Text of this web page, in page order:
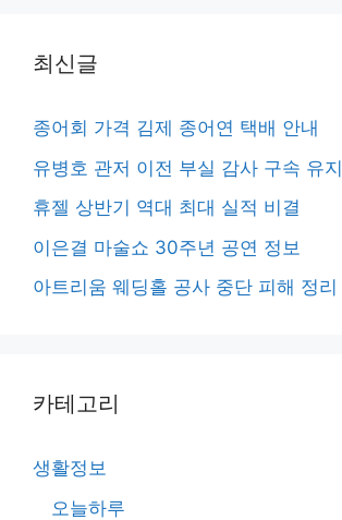
최신글
종어회 가격 김제 종어연 택배 안내
유병호 관저 이전 부실 감사 구속 유지
휴젤 상반기 역대 최대 실적 비결
이은결 마술쇼 30주년 공연 정보
아트리움 웨딩홀 공사 중단 피해 정리
카테고리
생활정보
오늘하루